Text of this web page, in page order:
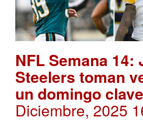
NFL Semana 14:
Steelers toman
un domingo clave
Diciembre, 2025